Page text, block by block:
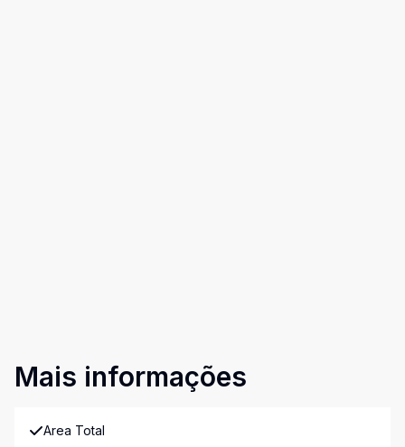
Mais informações
Area Total